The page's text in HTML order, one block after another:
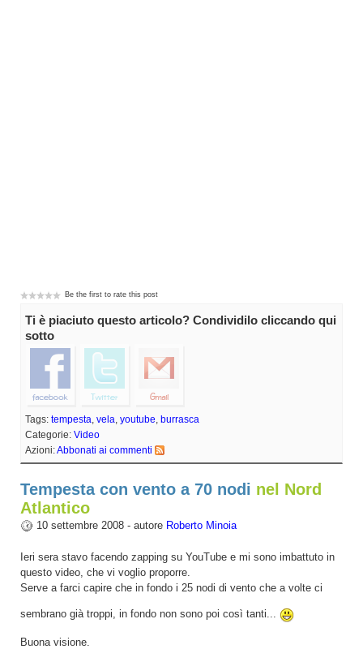
Be the first to rate this post
Ti è piaciuto questo articolo? Condividilo cliccando qui
sotto
Tags: tempesta vela youtube burrasca
Categorie: Video
Azioni:Abbonati ai commenti
Tempesta con vento a 70 nodi nel Nord
Atlantico
10 settembre 2008 - autore Roberto Minoia
Ieri sera stavo facendo zapping su YouTube e mi sono imbattuto in
questo video, che vi voglio proporre.
Serve a farci capire che in fondo i 25 nodi di vento che a volte ci
sembrano già troppi, in fondo non sono poi così tanti...
Buona visione.